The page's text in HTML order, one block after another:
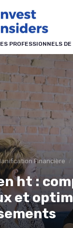
PROFESSIONNELS
Financière
ht :
et